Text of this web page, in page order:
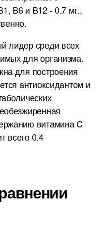
B6 и B12 - 0.7 мг.,
лидер среди всех
для организма.
для построения
антиоксидантом и
витамина C
всего 0.4